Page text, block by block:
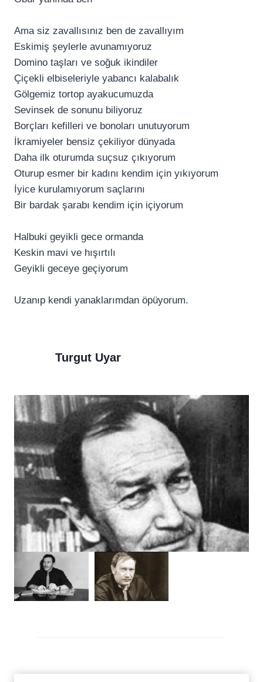
Ama siz zavallısınız ben de zavallıyım
Eskimiş şeylerle avunamıyoruz
Domino taşları ve soğuk ikindiler
Çiçekli elbiseleriyle yabancı kalabalık
Gölgemiz tortop ayakucumuzda
Sevinsek de sonunu biliyoruz
Borçları kefilleri ve bonoları unutuyorum
İkramiyeler bensiz çekiliyor dünyada
Daha ilk oturumda suçsuz çıkıyorum
Oturup esmer bir kadını kendim için yıkıyorum
İyice kurulamıyorum saçlarını
Bir bardak şarabı kendim için içiyorum
Halbuki geyikli gece ormanda
Keskin mavi ve hışırtılı
Geyikli geceye geçiyorum
Uzanıp kendi yanaklarımdan öpüyorum.
Turgut Uyar